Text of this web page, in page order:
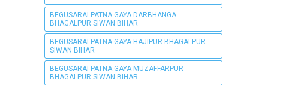
BEGUSARAI PATNA GAYA DARBHANGA
BHAGALPUR SIWAN BIHAR
BEGUSARAI PATNA GAYA HAJIPUR BHAGALPUR
SIWAN BIHAR
BEGUSARAI PATNA GAYA MUZAFFARPUR
BHAGALPUR SIWAN BIHAR